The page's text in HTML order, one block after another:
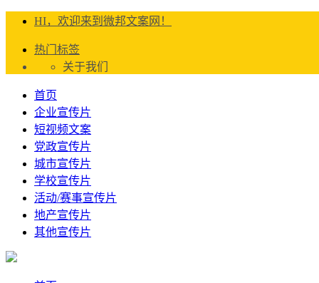
HI，欢迎来到微邦文案网！
热门标签
关于我们
首页
企业宣传片
短视频文案
党政宣传片
城市宣传片
学校宣传片
活动/赛事宣传片
地产宣传片
其他宣传片